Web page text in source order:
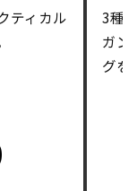
ティカル
3種
ガン
グを